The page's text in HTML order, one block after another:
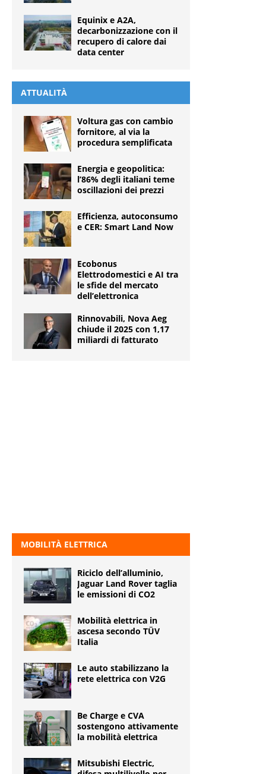
Equinix e A2A,
decarbonizzazione con il
recupero di calore dai
data center
ATTUALITÀ
Voltura gas con cambio
fornitore, al via la
procedura semplificata
Energia e geopolitica:
l’86% degli italiani teme
oscillazioni dei prezzi
Efficienza, autoconsumo
e CER: Smart Land Now
Ecobonus
Elettrodomestici e AI tra
le sfide del mercato
dell’elettronica
Rinnovabili, Nova Aeg
chiude il 2025 con 1,17
miliardi di fatturato
MOBILITÀ ELETTRICA
Riciclo dell’alluminio,
Jaguar Land Rover taglia
le emissioni di CO2
Mobilità elettrica in
ascesa secondo TÜV
Italia
Le auto stabilizzano la
rete elettrica con V2G
Be Charge e CVA
sostengono attivamente
la mobilità elettrica
Mitsubishi Electric,